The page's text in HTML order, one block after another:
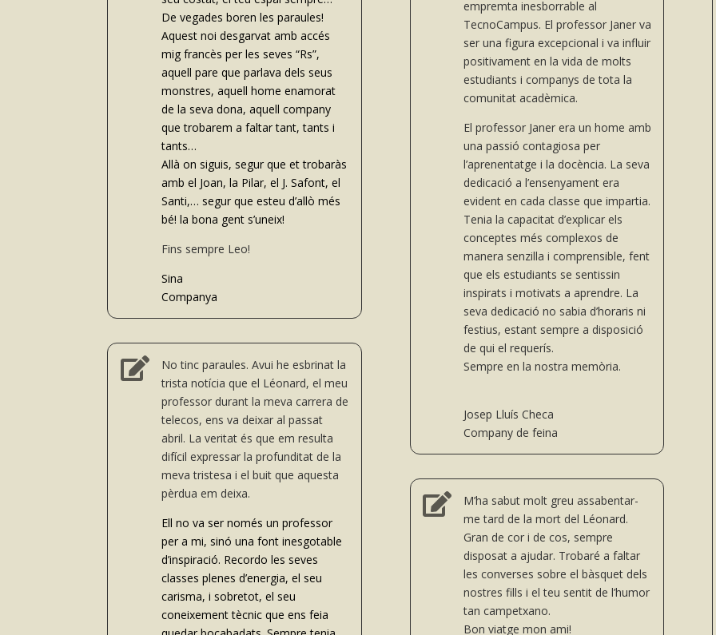
De vegades boren les paraules!
Aquest noi desgarvat amb accés
mig francès per les seves “Rs”,
aquell pare que parlava dels seus
monstres, aquell home enamorat
de la seva dona, aquell company
que trobarem a faltar tant, tants i
tants…
Allà on siguis, segur que et trobaràs
amb el Joan, la Pilar, el J. Safont, el
Santi,… segur que esteu d’allò més
bé! la bona gent s’uneix!
Fins sempre Leo!
Sina
Companya

No tinc paraules. Avui he esbrinat la
trista notícia que el Léonard, el meu
professor durant la meva carrera de
telecos, ens va deixar al passat
abril. La veritat és que em resulta
difícil expressar la profunditat de la
meva tristesa i el buit que aquesta
pèrdua em deixa.
Ell no va ser només un professor
per a mi, sinó una font inesgotable
d’inspiració. Recordo les seves
classes plenes d’energia, el seu
carisma, i sobretot, el seu
coneixement tècnic que ens feia
empremta inesborrable al
TecnoCampus. El professor Janer va
ser una figura excepcional i va influir
positivament en la vida de molts
estudiants i companys de tota la
comunitat acadèmica.
El professor Janer era un home amb
una passió contagiosa per
l’aprenentatge i la docència. La seva
dedicació a l’ensenyament era
evident en cada classe que impartia.
Tenia la capacitat d’explicar els
conceptes més complexos de
manera senzilla i comprensible, fent
que els estudiants se sentissin
inspirats i motivats a aprendre. La
seva dedicació no sabia d’horaris ni
festius, estant sempre a disposició
de qui el requerís.
Sempre en la nostra memòria.
Josep Lluís Checa
Company de feina

M’ha sabut molt greu assabentar-
me tard de la mort del Léonard.
Gran de cor i de cos, sempre
disposat a ajudar. Trobaré a faltar
les converses sobre el bàsquet dels
nostres fills i el teu sentit de l’humor
tan campetxano.
Bon viatge mon ami!